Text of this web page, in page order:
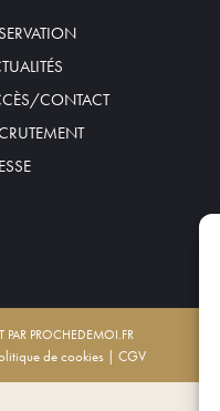
CONTACT
PROCHEDEMOI.FR
de cookies| CGV